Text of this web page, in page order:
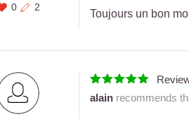
0 2
Toujours un bon
alainrecommends